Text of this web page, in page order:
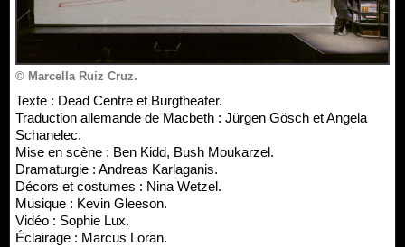
© Marcella Ruiz Cruz.
Texte : Dead Centre et Burgtheater.
Traduction allemande de Macbeth : Jürgen Gösch et Angela
Schanelec.
Mise en scène : Ben Kidd, Bush Moukarzel.
Dramaturgie : Andreas Karlaganis.
Décors et costumes : Nina Wetzel.
Musique : Kevin Gleeson.
Vidéo : Sophie Lux.
Éclairage : Marcus Loran.